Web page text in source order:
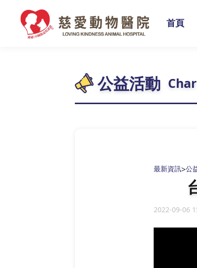
首頁
公益活動
最新資訊>公
2022-09-06